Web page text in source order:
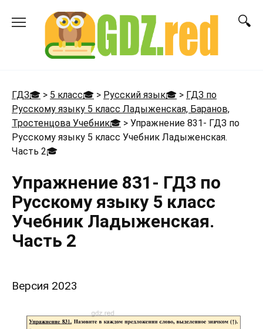
ГДЗ🎓 > 5 класс🎓 > Русский язык🎓 > ГДЗ по
Русскому языку 5 класс Ладыженская, Баранов,
Тростенцова Учебник🎓 > Упражнение 831- ГДЗ по
Русскому языку 5 класс Учебник Ладыженская.
Часть 2🎓
Упражнение 831- ГДЗ по
Русскому языку 5 класс
Учебник Ладыженская.
Часть 2
Версия 2023